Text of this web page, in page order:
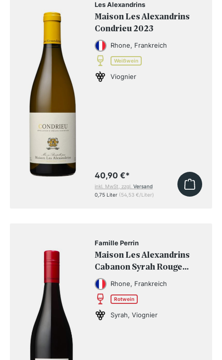
Les Alexandrins
Maison Les Alexandrins
Condrieu 2023
Rhone, Frankreich
Weißwein
Viognier
40,90 €*
inkl. MwSt, zzgl.Versand
0,75 Liter (54,53 €/Liter)
Famille Perrin
Maison Les Alexandrins
Cabanon Syrah Rouge
2025Rhone, Frankreich
Rotwein
Syrah, Viognier